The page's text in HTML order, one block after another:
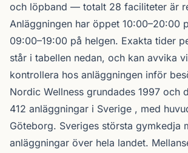
och löpband — totalt 28 faciliteter är
Anläggningen har öppet 10:00–20:00
09:00–19:00 på helgen. Exakta tider
står i tabellen nedan, och kan avvika
kontrollera hos anläggningen inför
Nordic Wellness grundades 1997 och
412 anläggningar i Sverige , med
Göteborg. Sveriges största gymkedja
anläggningar över hela landet.